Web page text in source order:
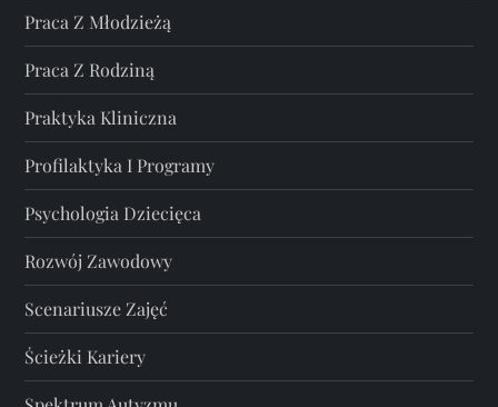
Praca Z Młodzieżą
Praca Z Rodziną
Praktyka Kliniczna
Profilaktyka I Programy
Psychologia Dziecięca
Rozwój Zawodowy
Scenariusze Zajęć
Ścieżki Kariery